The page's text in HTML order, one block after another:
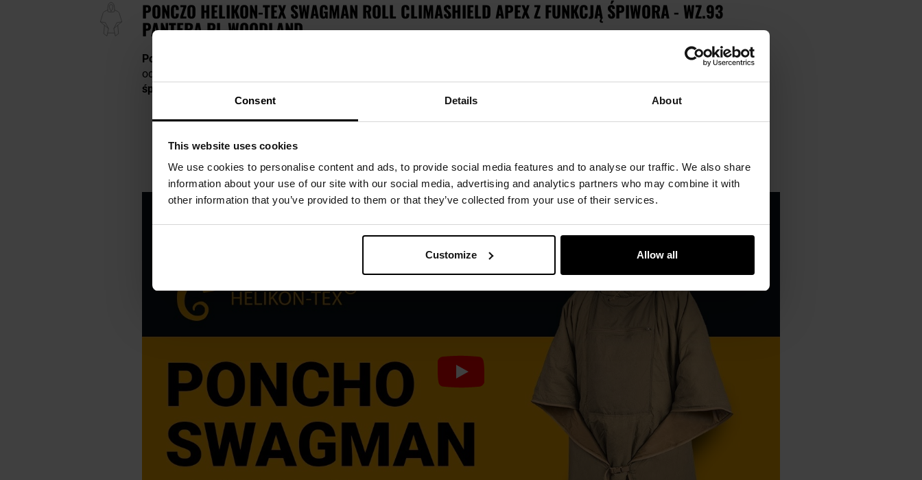
Consent Details About
This website uses cookies
We use cookies to personalise content and ads, to provide social media features and to analyse our traffic. We also share
information about your use of our site with our social media, advertising and analytics partners who may combine it with
other information that you’ve provided to them or that they’ve collected from your use of their services.
Customize Allow all
PONCZO HELIKON-TEX SWAGMAN ROLL CLIMASHIELD APEX Z FUNKCJĄ ŚPIWORA - WZ.93
PANTERA PL WOODLAND
Ponczo przeciwdeszczowe z ocieplanym kapturem wykonane w 100% z nylonu
charakteryzującego się wytrzymałością i
odpornością na przetarcia.
śpiwora, koc, a także jako podpinka pod hamak.
DWR YKK Woojin